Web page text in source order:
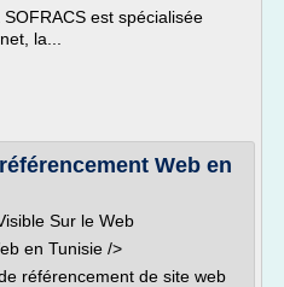
est spécialisée
la...
Web en
Sur le Web
en Tunisie />
référencement de site web